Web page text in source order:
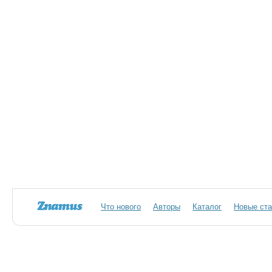
Что нового Авторы Каталог Новые